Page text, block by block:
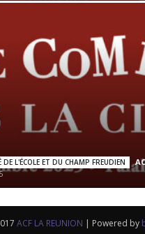
DE L'ÉCOLE ET DU CHAMP FREUDIEN
ACF LA REUNION | Powered by